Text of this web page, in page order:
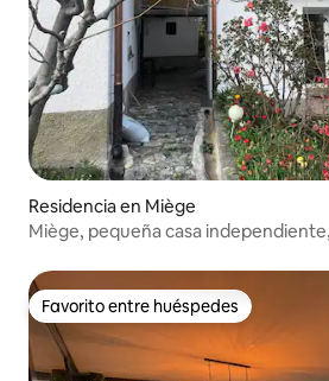
Residencia en Miège
Miège, pequeña casa
Favorito entre huéspedes
Favorito entre huéspedes